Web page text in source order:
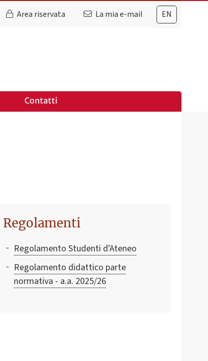
EN
Area riservata La mia e-mail
Contatti
Regolamenti
Regolamento Studenti d'Ateneo
Regolamento didattico parte
normativa - a.a. 2025/26